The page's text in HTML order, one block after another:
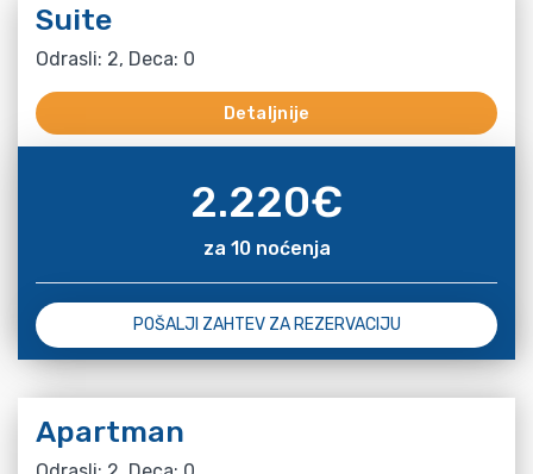
Suite
Odrasli: 2, Deca: 0
Detaljnije
2.220€
za 10 noćenja
POŠALJI ZAHTEV ZA REZERVACIJU
Apartman